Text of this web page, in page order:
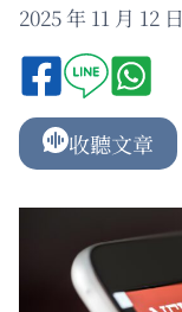
2025 年 11 月 12 日
收聽文章